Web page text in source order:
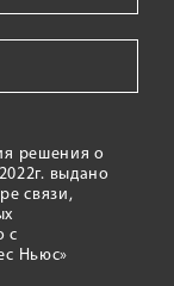
решения о
выдано
связи,
с
Ньюс»